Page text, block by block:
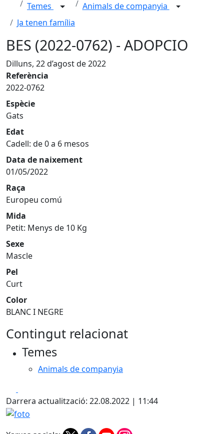
Temes
Animals de companyia
Ja tenen família
BES (2022-0762) - ADOPCIO
Dilluns, 22 d’agost de 2022
Referència
2022-0762
Espècie
Gats
Edat
Cadell: de 0 a 6 mesos
Data de naixement
01/05/2022
Raça
Europeu comú
Mida
Petit: Menys de 10 Kg
Sexe
Mascle
Pel
Curt
Color
BLANC I NEGRE
Contingut relacionat
Temes
Animals de companyia
Darrera actualització: 22.08.2022 | 11:44
foto